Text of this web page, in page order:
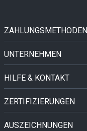
ZAHLUNGSMETHODEN
UNTERNEHMEN
HILFE & KONTAKT
ZERTIFIZIERUNGEN
AUSZEICHNUNGEN